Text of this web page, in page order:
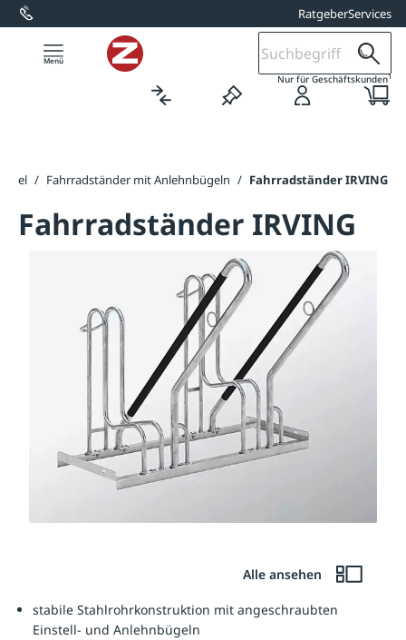
springen RatgeberServices
Nur für Geschäftskunden1
/ Fahrradständer mit Anlehnbügeln / Fahrradständer IRVING
Fahrradständer IRVING
Alle ansehen
stabile Stahlrohrkonstruktion mit angeschraubten
Einstell- und Anlehnbügeln